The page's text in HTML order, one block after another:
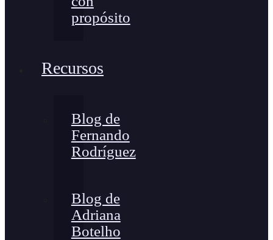
propósito
Recursos
Blog de
Fernando
Rodríguez
Blog de
Adriana
Botelho